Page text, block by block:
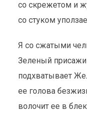
со скрежетом и
со стуком
Я со сжатыми
Зеленый
подхватывает
ее голова
волочит ее в